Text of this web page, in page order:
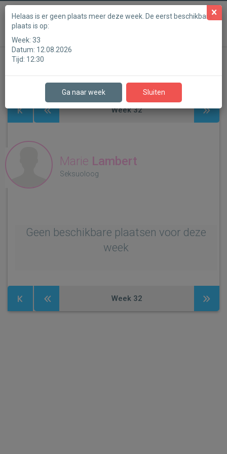
Powered by
Qinobi
Stap 1
Week32
Marie Lambert
Seksuoloog
Geen beschikbare plaatsen voor deze
week
Week 32
Helaas is er geen plaats meer deze week. De eerst beschikbare
plaats is op:
Week: 33
Datum: 12.08.2026
Tijd: 12:30
Ga naar week Sluiten